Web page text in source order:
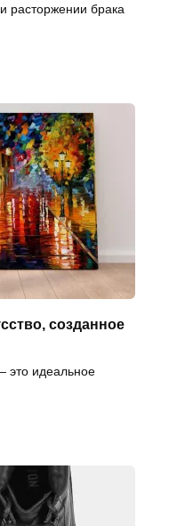
расторжении брака
созданное
это идеальное